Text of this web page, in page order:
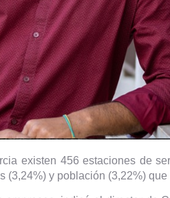
existen 456 estaciones de
(3,24%) y población (3,22%)